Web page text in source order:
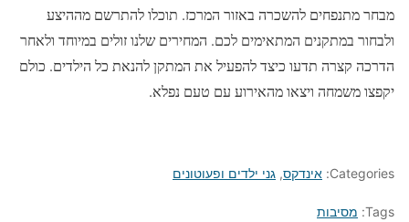
מבחר מתנפחים להשכרה באזור המרכז. תוכלו להתרשם מההיצע
ולבחור במתקנים המתאימים לכם. המחירים שלנו זולים במיוחד ולאחר
הדרכה קצרה תדעו כיצד להפעיל את המתקן להנאת כל הילדים. כולם
יקפצו משמחה ויצאו מהאירוע עם טעם נפלא.
Categories: אינדקס, גני ילדים ופעוטונים
Tags: מסיבות